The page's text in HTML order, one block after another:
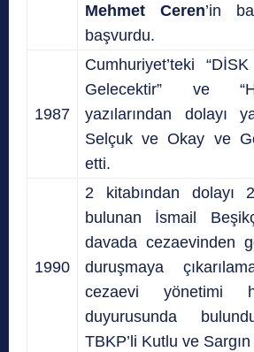
Mehmet Ceren’in
başvurdu.
1987
Cumhuriyet’teki
Gelecektir” ve
yazılarından dolayı
Selçuk ve Okay ve
etti.
1990
2 kitabından dolayı
bulunan İsmail
davada cezaevinden
duruşmaya
cezaevi yönetimi
duyurusunda
TBKP’li Kutlu ve